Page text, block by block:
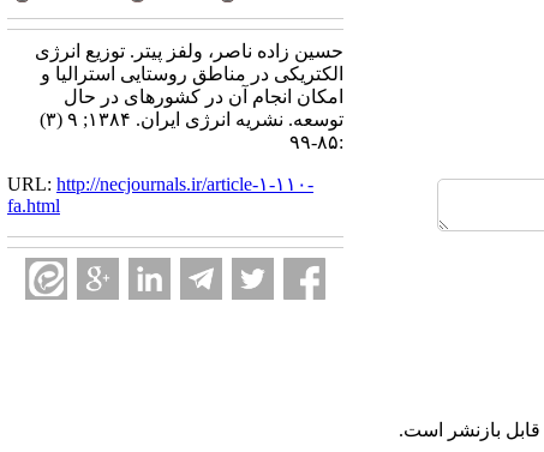
حسین زاده ناصر، ولفز پیتر. توزیع انرژی
الکتریکی در مناطق روستایی استرالیا و
امکان انجام آن در کشورهای در حال
توسعه. نشریه انرژی ایران. ۱۳۸۴; ۹ (۳)
:۸۵-۹۹
URL: http://necjournals.ir/article-۱-۱۱۰-
fa.html
قابل بازنشر است.